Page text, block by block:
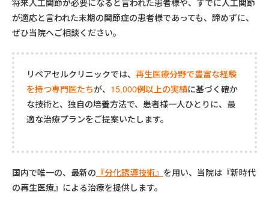
が適応と言われた末期の関節症の患者様であっても、諦めずに、
ぜひ当院へご相談ください。
リペアセルクリニックでは、 再生医療分野で豊富な経験
を持つ専門医たちが、 15,000例以上の実績に基づく確か
な技術と、独自の培養方法で、患者様一人ひとりに、最
適な治療プランをご提案いたします。
国内で唯一の、最新の 『分化誘導技術』 を用い、当院は『新時代
の再生医療』による治療を提供します。